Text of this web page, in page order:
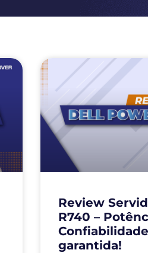
Review
R740 –
Confiabilidade
garantida!